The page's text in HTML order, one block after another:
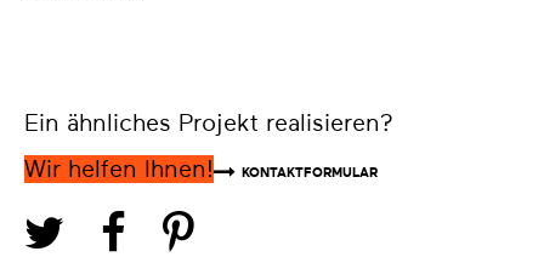
Ein ähnliches Projekt realisieren?
Wir helfen Ihnen!
KONTAKTFORMULAR